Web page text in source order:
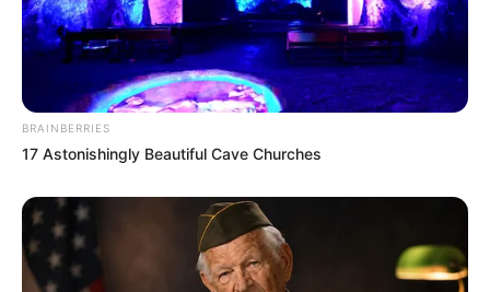
BRAINBERRIES
17 Astonishingly Beautiful Cave Churches